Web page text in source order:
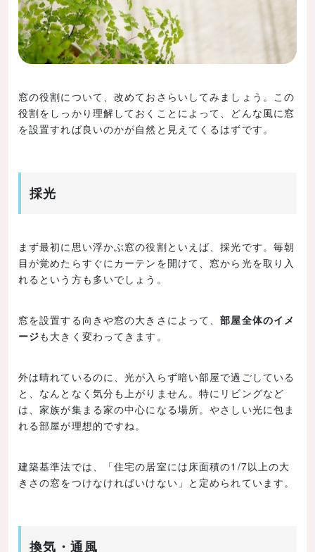
窓の役割について、改めておさらいしてみましょう。この
役割をしっかり理解しておくことによって、どんな風に窓
を設置すれば良いのかが自然と見えてくるはずです。
採光
まず最初に思い浮かぶ窓の役割といえば、採光です。毎朝
目が覚めたらすぐにカーテンを開けて、窓から光を取り入
れるという方も多いでしょう。
窓を設置する向きや窓の大きさによって、部屋全体のイメ
ージも大きく変わってきます。
外は晴れているのに、光が入らず暗い部屋で過ごしている
と、なんとなく気分も上がりません。特にリビングなど
は、家族が集まる家の中心になる場所。やさしい光に包ま
れる部屋が理想的ですね。
建築基準法では、「住宅の居室には床面積の1/7以上の大
きさの窓をつけなければいけない」と定められています。
換気・通風